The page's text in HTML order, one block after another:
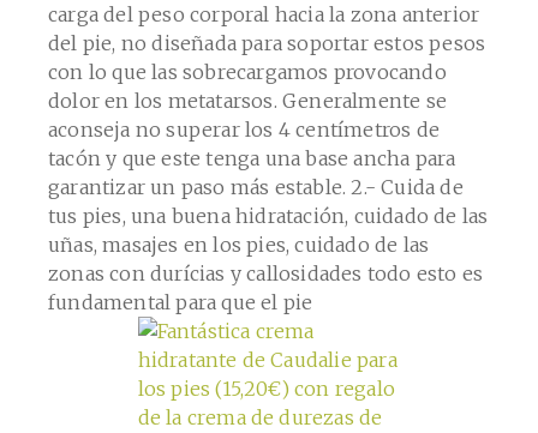
carga del peso corporal hacia la zona anterior
del pie, no diseñada para soportar estos pesos
con lo que las sobrecargamos provocando
dolor en los metatarsos. Generalmente se
aconseja no superar los 4 centímetros de
tacón y que este tenga una base ancha para
garantizar un paso más estable.2.- Cuida de
tus pies, una buena hidratación, cuidado de las
uñas, masajes en los pies, cuidado de las
zonas con durícias y callosidades todo esto es
fundamental para que el pie